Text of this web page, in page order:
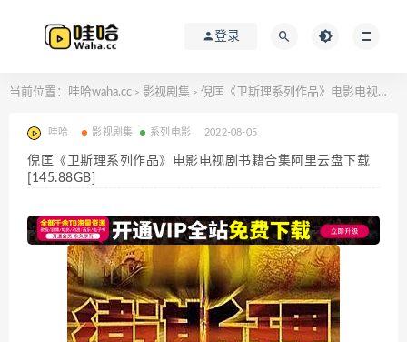
登录
当前位置： 哇哈waha.cc > 影视剧集 > 倪匡《卫斯理系列作品》电影电视剧书籍合集阿里云盘下载[145.88GB]
哇哈 影视剧集 系列电影 2022-08-05
倪匡《卫斯理系列作品》电影电视剧书籍合集阿里云盘下载
[145.88GB]